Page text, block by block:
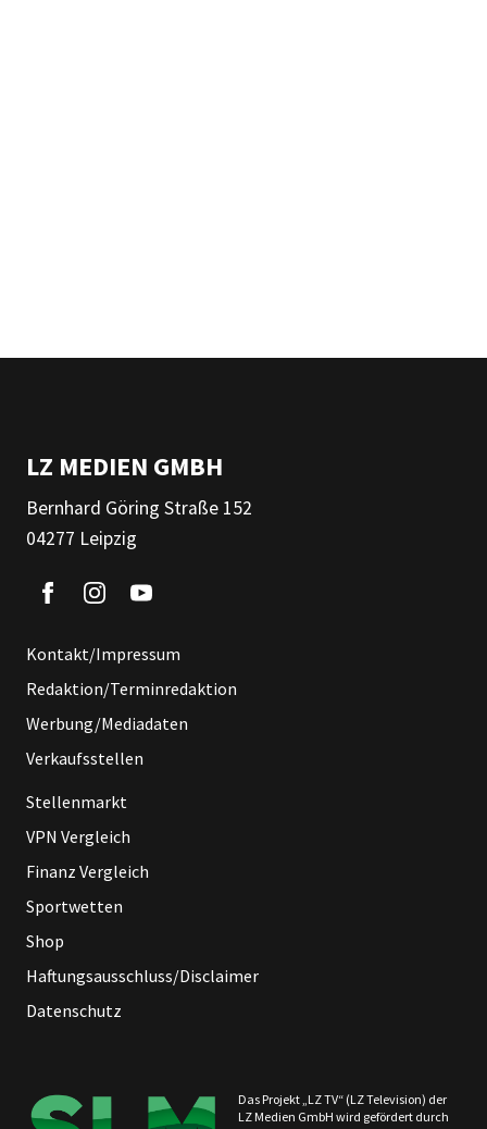
LZ MEDIEN GMBH
Bernhard Göring Straße 152
04277 Leipzig
Kontakt/Impressum
Redaktion/Terminredaktion
Werbung/Mediadaten
Verkaufsstellen
Stellenmarkt
VPN Vergleich
Finanz Vergleich
Sportwetten
Shop
Haftungsausschluss/Disclaimer
Datenschutz
Das Projekt „LZ TV“ (LZ Television) der
LZ Medien GmbH wird gefördert durch